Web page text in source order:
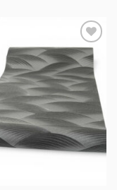
Toevoegen
aan
verlanglijst